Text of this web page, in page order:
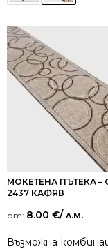
МОКЕТЕНА ПЪТЕКА –
2437 КАФЯВ
от: 8.00 €/ л.м.
Възможна